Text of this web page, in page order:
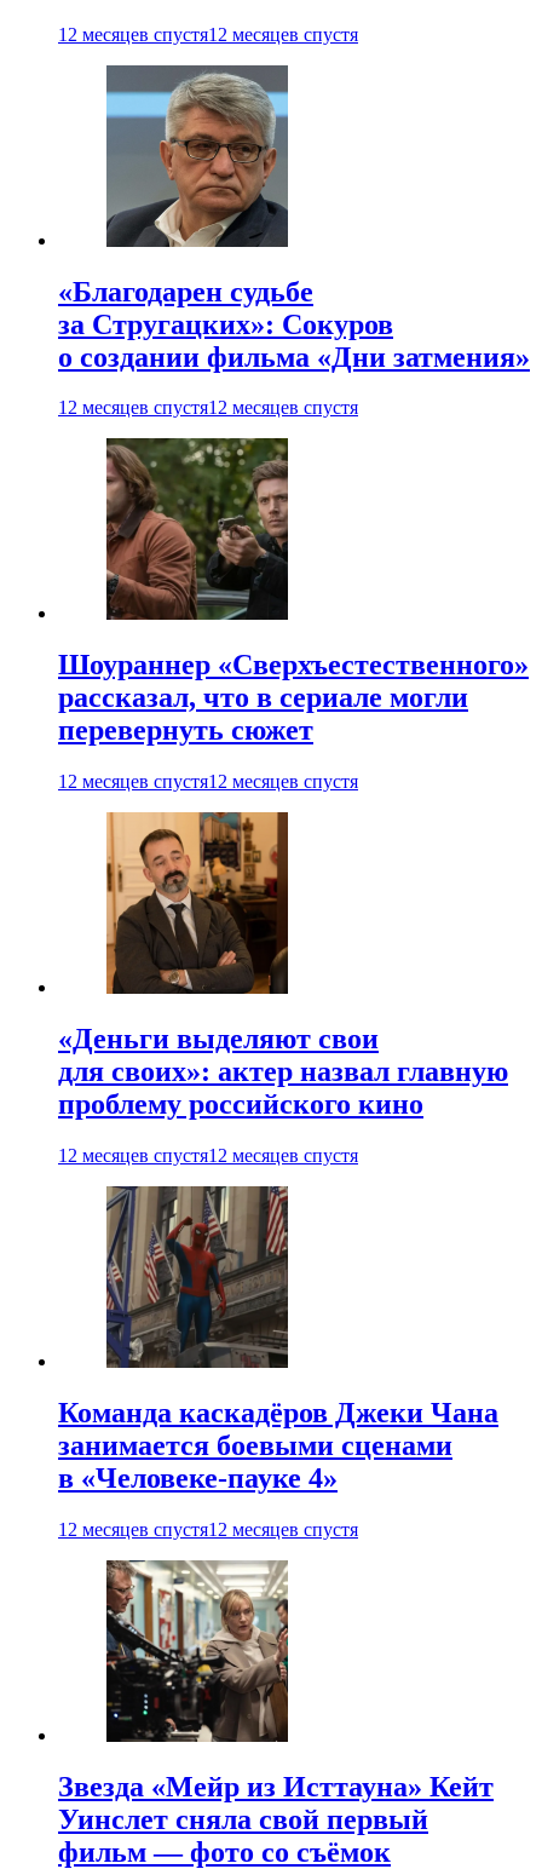
12 месяцев спустя12 месяцев спустя
«Благодарен судьбе
за Стругацких»: Сокуров
о создании фильма «Дни затмения»
12 месяцев спустя12 месяцев спустя
Шоураннер «Сверхъестественного»
рассказал, что в сериале могли
перевернуть сюжет
12 месяцев спустя12 месяцев спустя
«Деньги выделяют свои
для своих»: актер назвал главную
проблему российского кино
12 месяцев спустя12 месяцев спустя
Команда каскадёров Джеки Чана
занимается боевыми сценами
в «Человеке-пауке 4»
12 месяцев спустя12 месяцев спустя
Звезда «Мейр из Исттауна» Кейт
Уинслет сняла свой первый
фильм — фото со съёмок